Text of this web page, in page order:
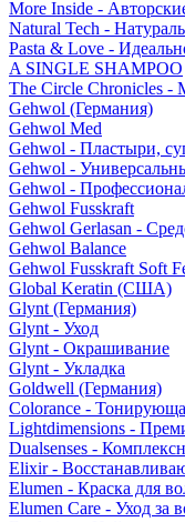
More Inside -
Natural Tech -
Pasta & Love -
A SINGLE SHAMPOO
The Circle Chronicles
Gehwol (Германия)
Gehwol Med
Gehwol - Пластыри,
Gehwol -
Gehwol -
Gehwol Fusskraft
Gehwol Gerlasan -
Gehwol Balance
Gehwol Fusskraft Soft
Global Keratin (США)
Glynt (Германия)
Glynt - Уход
Glynt - Окрашивание
Glynt - Укладка
Goldwell (Германия)
Colorance -
Lightdimensions -
Dualsenses -
Elixir -
Elumen - Краска для
Elumen Care - Уход за